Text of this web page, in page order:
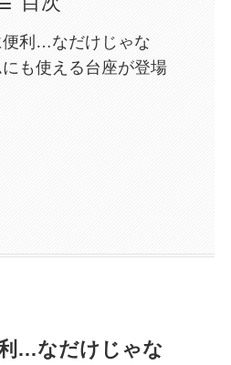
便利…なだけじゃな
も使える台座が登場
…なだけじゃな